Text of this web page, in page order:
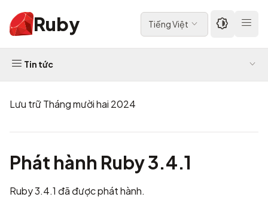
Ruby Tiếng Việt
Tin tức
Lưu trữ Tháng mười hai 2024
Phát hành Ruby 3.4.1
Ruby 3.4.1 đã được phát hành.